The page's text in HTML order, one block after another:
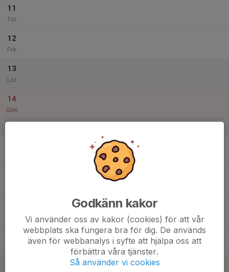
11
Tor
12
Fre
13
Lör
14
Sön
Godkänn kakor
Vi använder oss av kakor (cookies) för att vår
webbplats ska fungera bra för dig. De används
även för webbanalys i syfte att hjälpa oss att
förbättra våra tjänster.
Så använder vi cookies